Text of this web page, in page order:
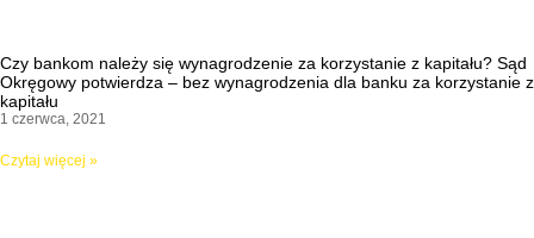
Czy bankom należy się wynagrodzenie za korzystanie z kapitału? Sąd
Okręgowy potwierdza – bez wynagrodzenia dla banku za korzystanie z
kapitału
1 czerwca, 2021
Czytaj więcej »